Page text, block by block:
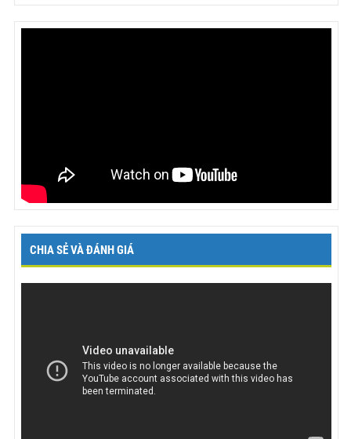
CHIA SẺ VÀ ĐÁNH GIÁ